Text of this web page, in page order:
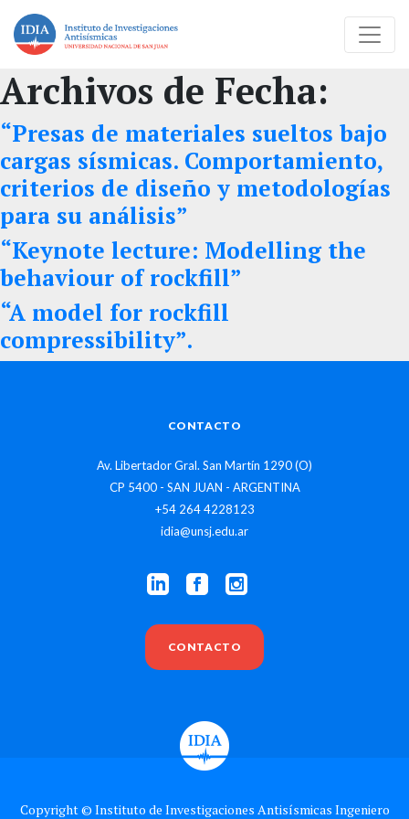
Archivos de Fecha:
“Presas de materiales sueltos bajo
cargas sísmicas. Comportamiento,
criterios de diseño y metodologías
para su análisis”
“Keynote lecture: Modelling the
behaviour of rockfill”
“A model for rockfill
compressibility”.
CONTACTO
Av. Libertador Gral. San Martín 1290 (O)
CP 5400 - SAN JUAN - ARGENTINA
+54 264 4228123
idia@unsj.edu.ar
CONTACTO
Copyright © Instituto de Investigaciones Antisísmicas Ingeniero